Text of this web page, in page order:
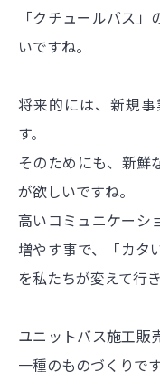
「クチュールバス
いですね。
将来的には、新規
す。
そのためにも、新鮮
が欲しいですね。
高いコミュニケーシ
増やす事で、「カタ
を私たちが変えて行
ユニットバス施工販
一種のものづくりです